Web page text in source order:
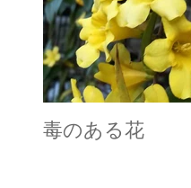
毒のある花